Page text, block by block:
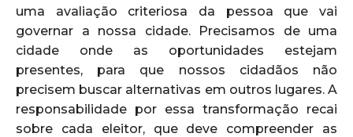
uma avaliação criteriosa da pessoa que vai
governar a nossa cidade. Precisamos de uma
cidade onde as oportunidades estejam
presentes, para que nossos cidadãos não
precisem buscar alternativas em outros lugares. A
responsabilidade por essa transformação recai
sobre cada eleitor, que deve compreender as